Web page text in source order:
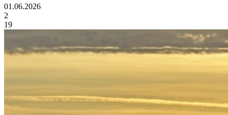
01.06.2026
2
19